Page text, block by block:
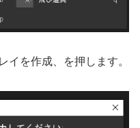
イを作成、を押します。